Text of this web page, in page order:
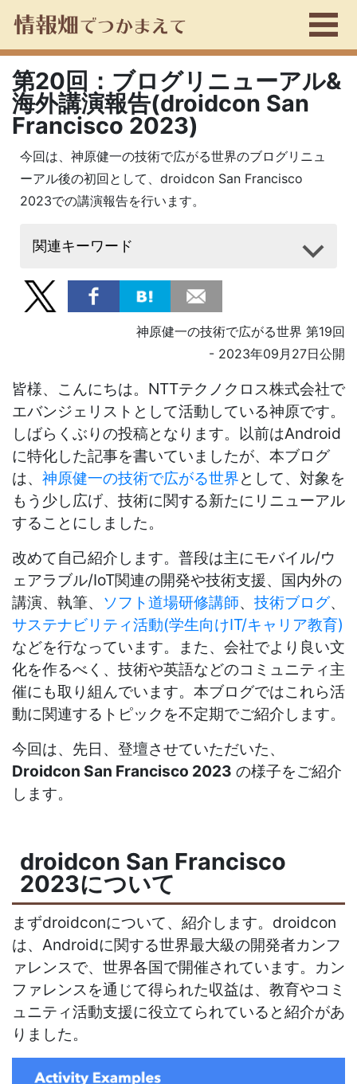
第20回：ブログリニューアル&
海外講演報告(droidcon San
Francisco 2023)
今回は、神原健一の技術で広がる世界のブログリニュ
ーアル後の初回として、droidcon San Francisco
2023での講演報告を行います。
関連キーワード
神原健一の技術で広がる世界 第19回
- 2023年09月27日公開
皆様、こんにちは。NTTテクノクロス株式会社で
エバンジェリストとして活動している神原です。
しばらくぶりの投稿となります。以前はAndroid
に特化した記事を書いていましたが、本ブログ
は、 神原健一の技術で広がる世界として、対象を
もう少し広げ、技術に関する新たにリニューアル
することにしました。
改めて自己紹介します。普段は主にモバイル/ウ
ェアラブル/IoT関連の開発や技術支援、国内外の
講演、執筆、 ソフト道場研修講師、 技術ブログ、
サステナビリティ活動(学生向けIT/キャリア教育)
などを行なっています。また、会社でより良い文
化を作るべく、技術や英語などのコミュニティ主
催にも取り組んでいます。本ブログではこれら活
動に関連するトピックを不定期でご紹介します。
今回は、先日、登壇させていただいた、
Droidcon San Francisco 2023 の様子をご紹介
します。
droidcon San Francisco
2023について
まずdroidconについて、紹介します。droidcon
は、Androidに関する世界最大級の開発者カンフ
ァレンスで、世界各国で開催されています。カン
ファレンスを通じて得られた収益は、教育やコミ
ュニティ活動支援に役立てられていると紹介があ
りました。